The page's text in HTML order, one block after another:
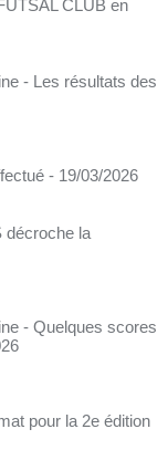
CLUB en
- Les résultats des
- 19/03/2026
décroche la
- Quelques scores
pour la 2e édition